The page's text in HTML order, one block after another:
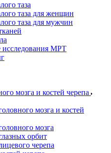
таза
таза для женщин
таза для мужчин
МРТ
мозга и костей черепа
мозга и костей
мозга
орбит
черепа